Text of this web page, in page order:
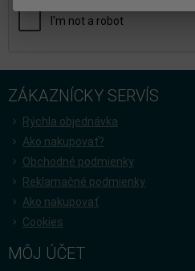
ZÁKAZNÍCKY SERVÍS
Rýchla objednávka
Ako nakupovať?
Obchodné podmienky
Reklamačné podmienky
Ako nakupovať
Cookies
MÔJ ÚČET